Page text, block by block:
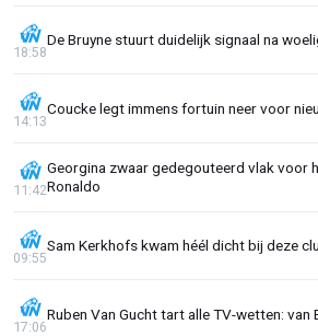
De Bruyne stuurt duidelijk signaal na
18:58
Coucke legt immens fortuin neer voor
14:13
Georgina zwaar gedegouteerd vlak voor
Ronaldo
11:42
Sam Kerkhofs kwam héél dicht bij deze
09:55
Ruben Van Gucht tart alle TV-wetten: van
17:06